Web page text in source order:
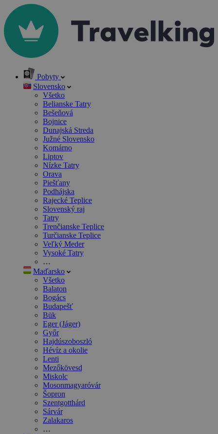
Pobyty
Slovensko
Všetko
Belianske Tatry
Bešeňová
Bojnice
Dunajská Streda
Južné Slovensko
Komárno
Liptov
Nízke Tatry
Orava
Piešťany
Podhájska
Rajecké Teplice
Slovenský raj
Tatry
Trenčianske Teplice
Turčianske Teplice
Veľký Meder
Vysoké Tatry
…
Maďarsko
Všetko
Balaton
Bogács
Budapešť
Bük
Eger (Jáger)
Győr
Hajdúszoboszló
Hévíz a okolie
Lenti
Mezőkövesd
Miskolc
Mosonmagyaróvár
Šopron
Szentgotthárd
Sárvár
Zalakaros
…